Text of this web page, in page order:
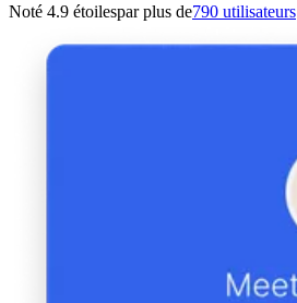
Noté 4.9 étoilespar plus de790 utilisateurs